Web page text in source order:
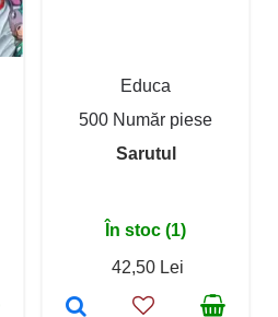
Educa
500 Număr piese
Sarutul
În stoc (1)
42,50 Lei